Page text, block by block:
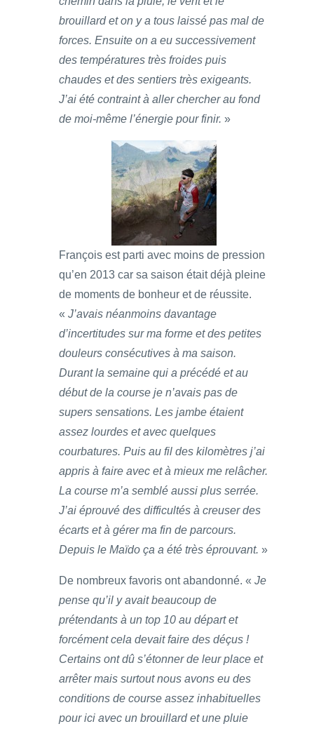
brouillard et on y a tous laissé pas mal de
forces. Ensuite on a eu successivement
des températures très froides puis
chaudes et des sentiers très exigeants.
J’ai été contraint à aller chercher au fond
de moi-même l’énergie pour finir. »
François est parti avec moins de pression
qu’en 2013 car sa saison était déjà pleine
de moments de bonheur et de réussite.
« J’avais néanmoins davantage
d’incertitudes sur ma forme et des petites
douleurs consécutives à ma saison.
Durant la semaine qui a précédé et au
début de la course je n’avais pas de
supers sensations. Les jambe étaient
assez lourdes et avec quelques
courbatures. Puis au fil des kilomètres j’ai
appris à faire avec et à mieux me relâcher.
La course m’a semblé aussi plus serrée.
J’ai éprouvé des difficultés à creuser des
écarts et à gérer ma fin de parcours.
Depuis le Maïdo ça a été très éprouvant. »
De nombreux favoris ont abandonné. « Je
pense qu’il y avait beaucoup de
prétendants à un top 10 au départ et
forcément cela devait faire des déçus !
Certains ont dû s’étonner de leur place et
arrêter mais surtout nous avons eu des
conditions de course assez inhabituelles
pour ici avec un brouillard et une pluie